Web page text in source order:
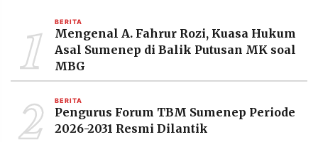
©
Resolusi.co
-
PT.
RESOLUSI
MEDIA
1 BERITA
Mengenal A. Fahrur Rozi, Kuasa Hukum
Asal Sumenep di Balik Putusan MK soal
MBG
2 BERITA
Pengurus Forum TBM Sumenep Periode
2026-2031 Resmi Dilantik